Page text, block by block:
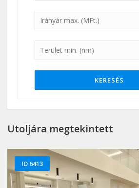
KERESÉS
Utoljára megtekintett
ID 6413